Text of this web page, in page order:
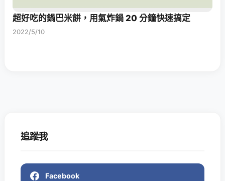
超好吃的鍋巴米餅，用氣炸鍋 20 分鐘快速搞定
2022/5/10
追蹤我
Facebook